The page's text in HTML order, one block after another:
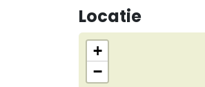
Locatie
+
−